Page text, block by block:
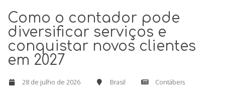
Como o contador pode
diversificar serviços e
conquistar novos clientes
em 2027
28 de julho de 2026 Brasil Contábeis